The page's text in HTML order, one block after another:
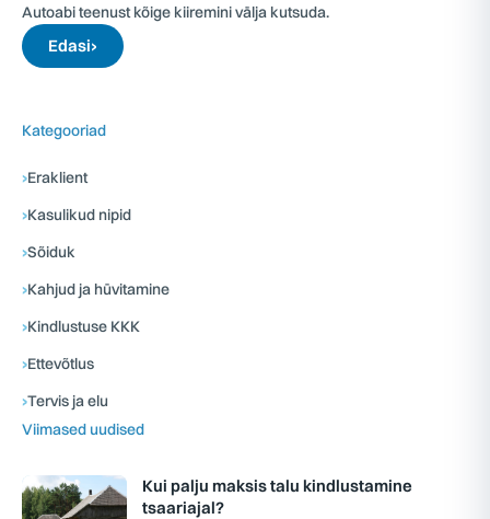
Autoabi teenust kõige kiiremini välja kutsuda.
Edasi›
Kategooriad
›Eraklient
›Kasulikud nipid
›Sõiduk
›Kahjud ja hüvitamine
›Kindlustuse KKK
›Ettevõtlus
›Tervis ja elu
Viimased uudised
Kui palju maksis talu kindlustamine
tsaariajal?